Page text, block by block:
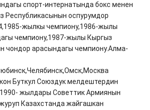
спорт-интернатында бокс менен
Республикасынын оспурумдор
жылкы чемпиону,1986-жылы
чемпиону,1987-жылы Кыргыз
чондор арасындагы чемпиону.Алма-
Буткул Союздук мелдештердин
жылдары Советтик Армиянын
Казахстанда жайгашкан